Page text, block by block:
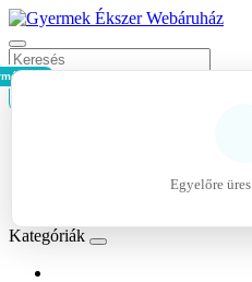
- 0Ft
Egyelőre
Kategóriák